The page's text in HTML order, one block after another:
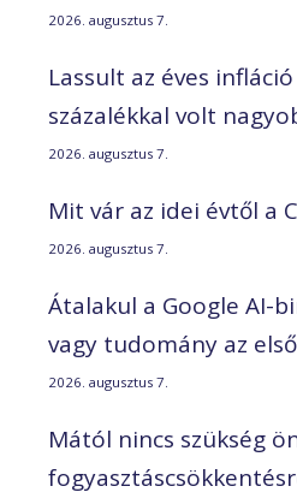
2026. augusztus 7.
Lassult az éves
százalékkal volt
2026. augusztus 7.
Mit vár az idei évtől a
2026. augusztus 7.
Átalakul a Google AI-
vagy tudomány az
2026. augusztus 7.
Mától nincs szükség